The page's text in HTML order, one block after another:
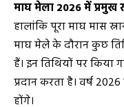
माघ मेला 2026 में प्रमुख
हालांकि पूरा माघ मास
माघ मेले के दौरान कुछ
हैं। इन तिथियों पर
प्रदान करता है। वर्ष
होंगे।